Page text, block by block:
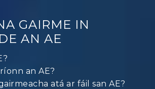
GAIRME IN
AN AE
an AE?
atá ar fáil san AE?